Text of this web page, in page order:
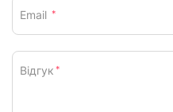
Email *
Відгук *